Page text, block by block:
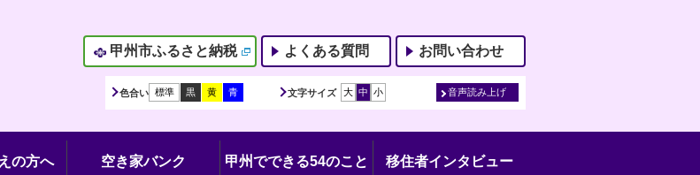
甲州市ふるさと納税 よくある質問 お問い合わせ
色合い 標準 黒 黄 青 文字サイズ 大 中 小 音声読み上げ
の方へ 空き家バンク 甲州でできる54のこと 移住者インタビュー